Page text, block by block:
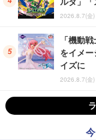
2026.8.7(金
「機動
をイメ
イズに
2026.8.7(金